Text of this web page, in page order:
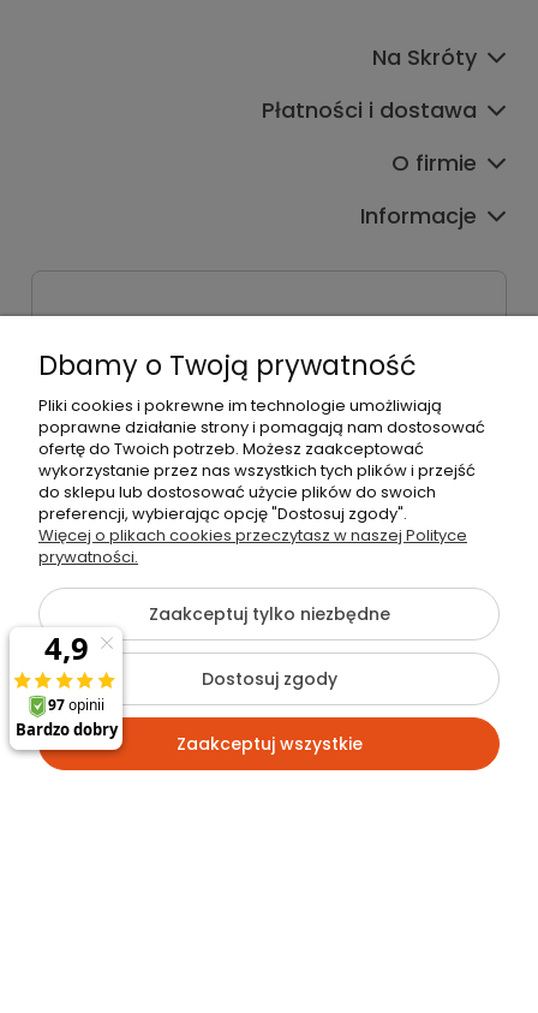
Na Skróty
Płatności i dostawa
O firmie
Informacje
ul. Bieżanowska 38
30-812 Kraków
Dane firmy
Radosław Bielik P.H.U. RBL
Kraków, 30-823
ul. Muzyków 6
NIP: 679-251-35-10
REGON: 120463253
©2026 Wszelkie Prawa Zastrzeżone | rbl24.pl
Szablon Flex by Ecommercy
Dbamy o Twoją prywatność
Pliki cookies i pokrewne im technologie umożliwiają
poprawne działanie strony i pomagają nam dostosować
ofertę do Twoich potrzeb. Możesz zaakceptować
wykorzystanie przez nas wszystkich tych plików i przejść
do sklepu lub dostosować użycie plików do swoich
preferencji, wybierając opcję "Dostosuj zgody".
Więcej o plikach cookies przeczytasz w naszej Polityce
prywatności.
Zaakceptuj tylko niezbędne
Dostosuj zgody
Zaakceptuj wszystkie